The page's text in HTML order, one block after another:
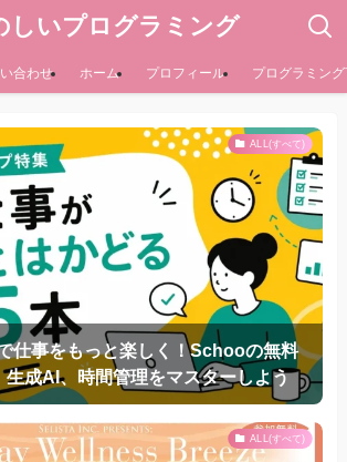
しいプログラミング
合わせ ホーム プロフィール プログラミン
ALL(すべて)
仕事をもっと楽しく！Schooの無料
成AI、時間管理をマスターしよう
ALL(すべて)